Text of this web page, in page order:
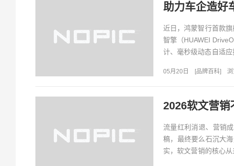
近日，鸿蒙智行首款
智擎（HUAWEI
计、毫秒级动态自适
05月20日 [品牌百科]
2026软文营
流量红利消退、营销
稿，最终要么石沉大
实，软文营销的核心